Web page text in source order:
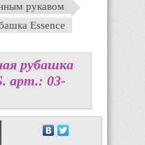
рукавом
Essence
рубашка
арт.: 03-